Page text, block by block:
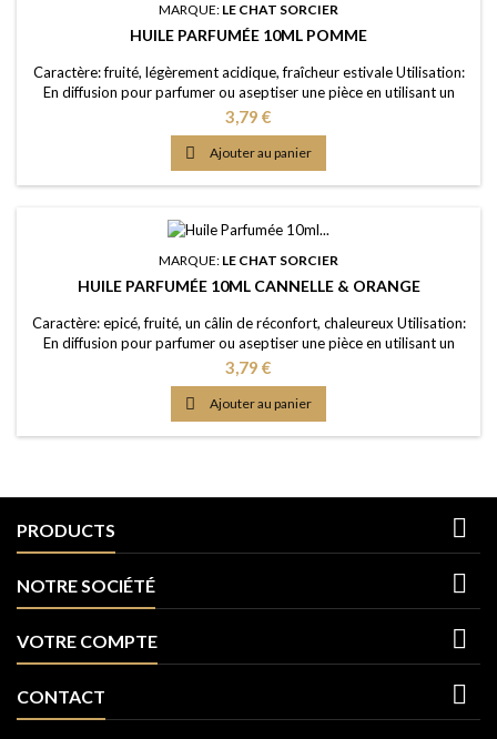
MARQUE: LE CHAT SORCIER
HUILE PARFUMÉE 10ML POMME
Caractère: fruité, légèrement acidique, fraîcheur estivale Utilisation:
En diffusion pour parfumer ou aseptiser une pièce en utilisant un
brûle-parfum ou un diffuseur (diluée dans de l'eau); dans un pot-
pourri ou sur les fleurs séchées; en ajoutant à vos lessives ou votre
eau de ménage Elaboration: Une huile de parfum de première
qualité, portée...
Prix
3,79 €
 Ajouter au panier
MARQUE: LE CHAT SORCIER
HUILE PARFUMÉE 10ML CANNELLE & ORANGE
Caractère: epicé, fruité, un câlin de réconfort, chaleureux Utilisation:
En diffusion pour parfumer ou aseptiser une pièce en utilisant un
brûle-parfum ou un diffuseur (diluée dans de l'eau); dans un pot-
pourri ou sur les fleurs séchées; en ajoutant à vos lessives ou votre
eau de ménage Elaboration: Une huile de parfum de première
qualité, portée dans...
Prix
3,79 €
 Ajouter au panier
PRODUCTS 
NOTRE SOCIÉTÉ 
VOTRE COMPTE 
CONTACT 